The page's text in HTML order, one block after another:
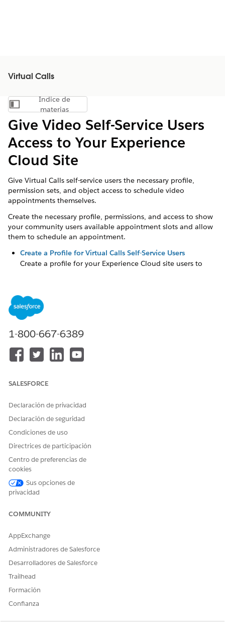
Virtual Calls
Mostrar índice de materias
Índice de
materias
Give Video Self-Service Users
Access to Your Experience
Cloud Site
Give Virtual Calls self-service users the necessary profile,
permission sets, and object access to schedule video
appointments themselves.
Create the necessary profile, permissions, and access to show
your community users available appointment slots and allow
them to schedule an appointment.
Create a Profile for Virtual Calls Self-Service Users
Create a profile for your Experience Cloud site users to
¡Háganos saber cómo podemos mejorar!
1-800-667-6389
SALESFORCE
Declaración de privacidad
Declaración de seguridad
Condiciones de uso
Directrices de participación
Centro de preferencias de
cookies
Sus opciones de
privacidad
COMMUNITY
AppExchange
Administradores de Salesforce
Desarrolladores de Salesforce
Trailhead
Formación
Confianza